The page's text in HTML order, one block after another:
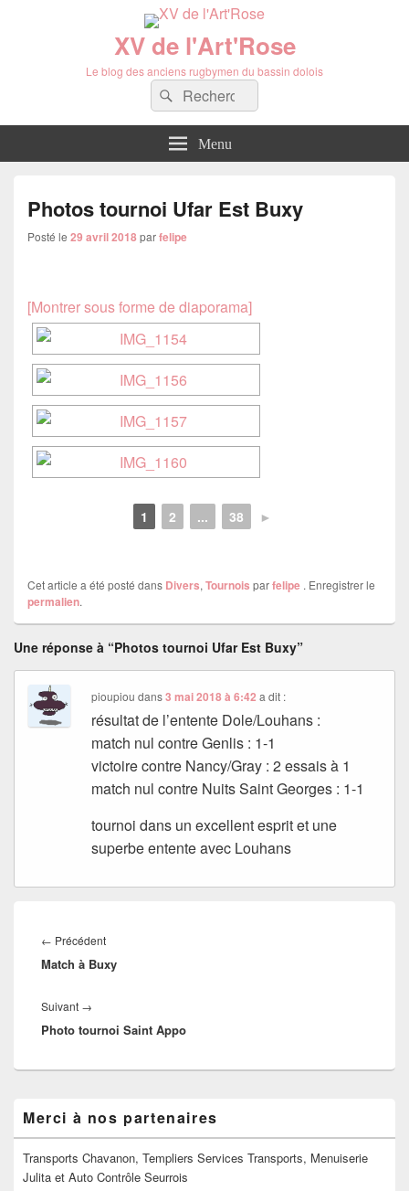
XV de l'Art'Rose
Le blog des anciens rugbymen du bassin dolois
Recherche :
Rechercher
Menu
Photos tournoi Ufar Est Buxy
Posté le 29 avril 2018parfelipe
[Montrer sous forme de diaporama]
1 2 ... 38 ►
Cet article a été posté dans Divers, Tournois parfelipe . Enregistrer le
permalien.
Une réponse à “Photos tournoi Ufar Est Buxy”
pioupiou dans3 mai 2018 à 6:42 a dit :
résultat de l’entente Dole/Louhans :
match nul contre Genlis : 1-1
victoire contre Nancy/Gray : 2 essais à 1
match nul contre Nuits Saint Georges : 1-1
tournoi dans un excellent esprit et une
superbe entente avec Louhans
de
l’article
← PrécédentArticle
précédent :
Match à Buxy
Suivant →
suivant :
Photo tournoi Saint Appo
principale
de
widget
pour
Merci à nos partenaires
Transports Chavanon, Templiers Services Transports, Menuiserie
Julita et Auto Contrôle Seurrois